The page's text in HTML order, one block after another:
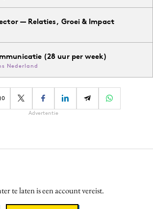
— Relaties, Groei & Impact
(28 uur per week)
Nederland
0
Advertentie
te laten is een account vereist.